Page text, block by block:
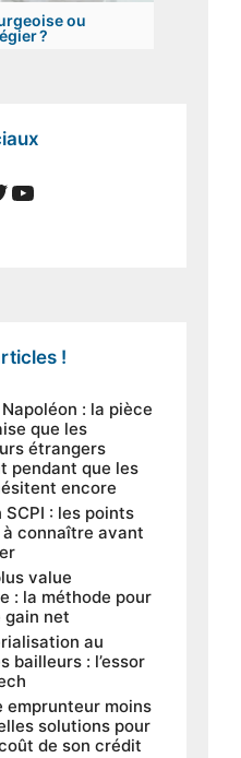
ou
?
YouTube
!
: la pièce
que les
étrangers
pendant que les
encore
: les points
connaître avant
value
: la méthode pour
net
au
bailleurs : l’essor
emprunteur moins
solutions pour
de son crédit